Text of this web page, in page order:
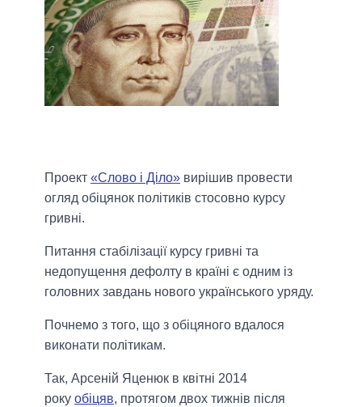
Проект «Слово і Діло» вирішив провести
огляд обіцянок політиків стосовно курсу
гривні.
Питання стабілізації курсу гривні та
недопущення дефолту в країні є одним із
головних завдань нового українського уряду.
Почнемо з того, що з обіцяного вдалося
виконати політикам.
Так, Арсеній Яценюк в квітні 2014
року обіцяв, протягом двох тижнів після